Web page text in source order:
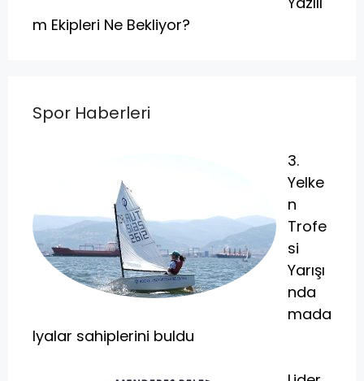
m Ekipleri Ne Bekliyor?
Spor Haberleri
3.
Yelke
n
Trofe
si
Yarışı
nda
mada
lyalar sahiplerini buldu